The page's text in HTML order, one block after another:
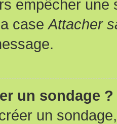
empêcher une
caseAttacher
un sondage ?
un